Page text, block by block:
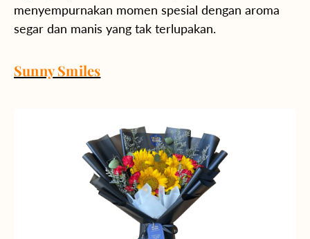
menyempurnakan momen spesial dengan aroma
segar dan manis yang tak terlupakan.
Sunny Smiles